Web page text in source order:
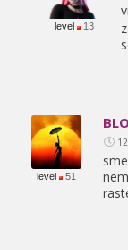
level 13
level 51